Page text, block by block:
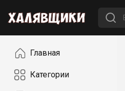
НавигацияГлавная
Категории